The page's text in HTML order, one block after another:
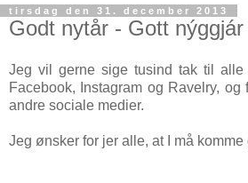
tirsdag den 31. december 2013
Godt nytår - Gott
Jeg vil gerne sige tusind tak til
Facebook, Instagram og Ravelry,
andre sociale medier.
Jeg ønsker for jer alle, at I må